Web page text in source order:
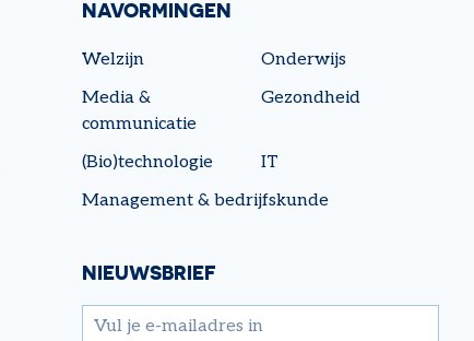
NAVORMINGEN
Welzijn
Onderwijs
Media &
communicatie
Gezondheid
(Bio)technologie
IT
Management & bedrijfskunde
NIEUWSBRIEF
email